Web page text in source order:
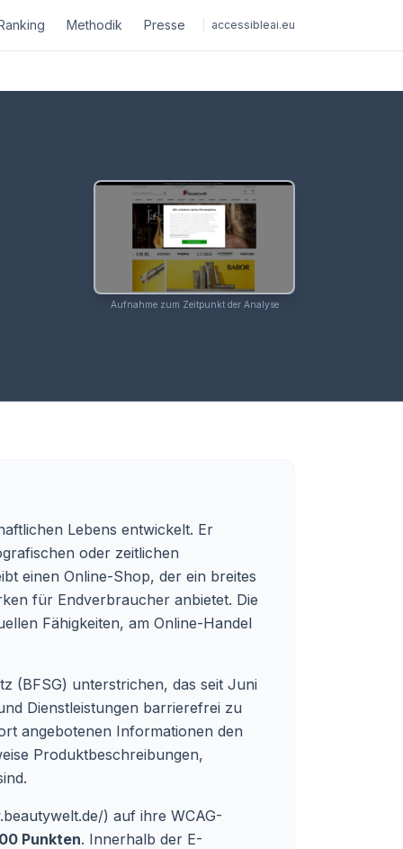
Methodik Presse accessibleai.eu
Aufnahme zum Zeitpunkt der Analyse
Lebens entwickelt. Er
oder zeitlichen
einen Online-Shop, der ein breites
für Endverbraucher anbietet. Die
Fähigkeiten, am Online-Handel
(BFSG) unterstrichen, das seit Juni
Dienstleistungen barrierefrei zu
angebotenen Informationen den
Produktbeschreibungen,
) auf ihre WCAG-
Punkten. Innerhalb der E-